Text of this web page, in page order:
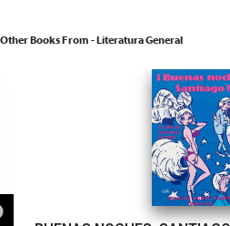
Other Books From - Literatura General